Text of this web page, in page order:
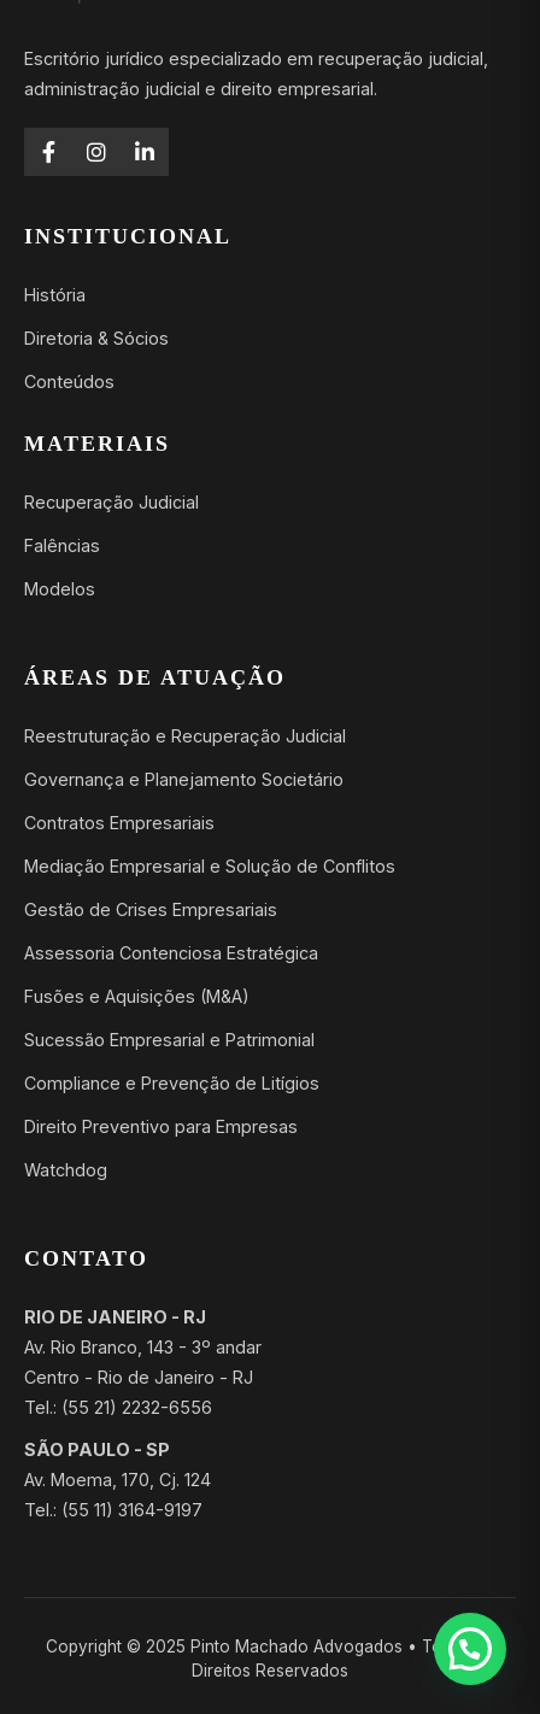
Escritório jurídico especializado em recuperação judicial,
administração judicial e direito empresarial.
INSTITUCIONAL
História
Diretoria & Sócios
Conteúdos
MATERIAIS
Recuperação Judicial
Falências
Modelos
ÁREAS DE ATUAÇÃO
Reestruturação e Recuperação Judicial
Governança e Planejamento Societário
Contratos Empresariais
Mediação Empresarial e Solução de Conflitos
Gestão de Crises Empresariais
Assessoria Contenciosa Estratégica
Fusões e Aquisições (M&A)
Sucessão Empresarial e Patrimonial
Compliance e Prevenção de Litígios
Direito Preventivo para Empresas
Watchdog
CONTATO
RIO DE JANEIRO - RJ
Av. Rio Branco, 143 - 3º andar
Centro - Rio de Janeiro - RJ
Tel.: (55 21) 2232-6556
SÃO PAULO - SP
Av. Moema, 170, Cj. 124
Tel.: (55 11) 3164-9197
Copyright © 2025 Pinto Machado Advogados • Todos os
Direitos Reservados